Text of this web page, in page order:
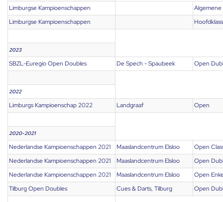
Limburgse Kampioenschappen
Limburgse Kampioenschappen
2023
SBZL-Euregio Open Doubles De Spech - Spaubeek Open
2022
Limburgs Kampioenschap 2022 Landgraaf Open
2020-2021
Nederlandse Kampioenschappen 2021 Maaslandcentrum Elsloo
Open
Nederlandse Kampioenschappen 2021
Maaslandcentrum Elsloo
Open
Nederlandse Kampioenschappen 2021
Maaslandcentrum Elsloo
Open
Tilburg Open Doubles
Cues & Darts, Tilburg Open